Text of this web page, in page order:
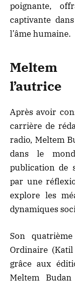
poignante,
captivante
l’âme humaine.
l’autrice
Après avoir
carrière de
radio, Meltem
dans le
publication de
par une
explore les
dynamiques
Son
Ordinaire
grâce aux
Meltem